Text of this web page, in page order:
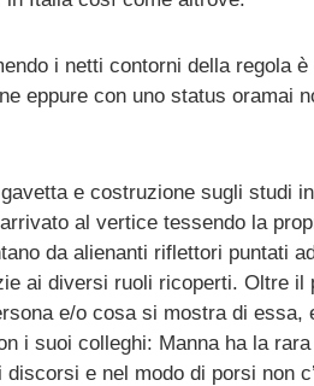
i netti contorni della regola
eppure con uno status oramai
e costruzione sugli studi
al vertice tessendo la
da alienanti riflettori puntati
ai diversi ruoli ricoperti. Oltre il
e/o cosa si mostra di essa,
i suoi colleghi: Manna ha la
e nel modo di porsi non